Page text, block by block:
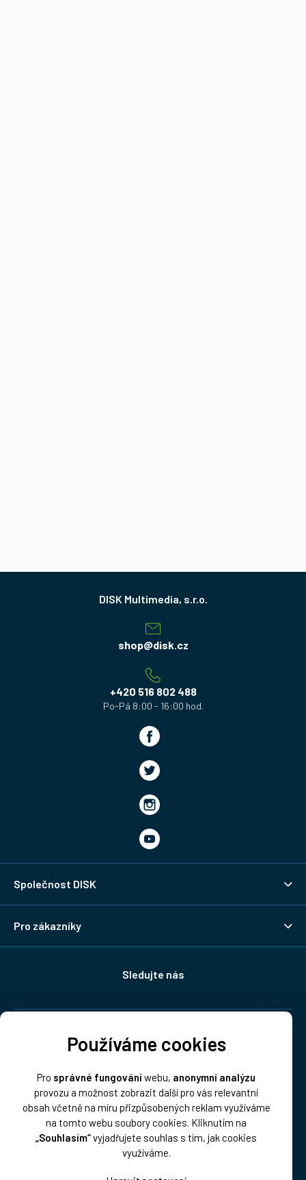
Používáme cookies
Pro správné fungováníwebu, anonymní analýzu
provozu a možnost zobrazit další pro vás relevantní
obsah včetně na míru přizpůsobených reklam využíváme
na tomto webu soubory cookies. Kliknutím na
„Souhlasím“vyjadřujete souhlas s tím, jak cookies
využíváme.
shop@disk.cz
+420 516 802 488
Společnost DISK
Pro zákazníky
Sledujte nás
Platba: